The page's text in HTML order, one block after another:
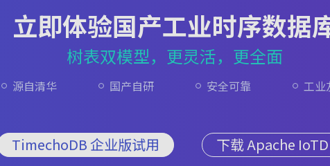
立即体验国产工业时序数据
树表双模型，更灵活，更全面
源自清华 国产自研 安全可靠 工业
TimechoDB 企业版试用 下载 Apache